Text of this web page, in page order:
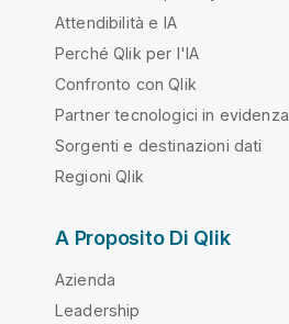
Attendibilità e IA
Perché Qlik per l'IA
Confronto con Qlik
Partner tecnologici in evidenza
Sorgenti e destinazioni dati
Regioni Qlik
A Proposito Di Qlik
Azienda
Leadership